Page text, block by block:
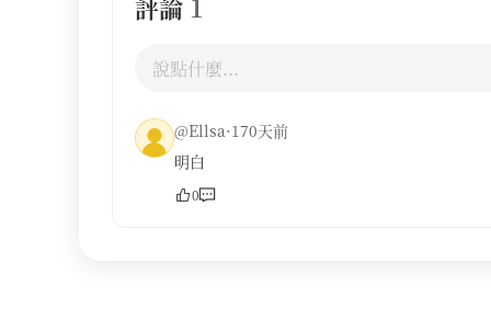
評論 1
@Ellsa·170天前
明白
0